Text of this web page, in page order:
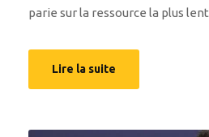
parie sur la ressource la plus
Lire la suite